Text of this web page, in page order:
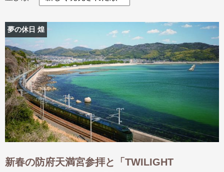
3月 4月
5月
6月
7月 8月
9月
10月
11月
12月
ゴールデンウィーク
お盆・夏休み
年末年始
ブランド
“知究”紀行
GRAND'EX
夢の休日 | 海外旅行
目的・テーマから探す
1月
8月
9月
10月 11月
12月
お盆・夏休み
年末年始
ブランド
夢の休日 煌
夢の休日 国内旅行
四季彩紀行
目的・テーマから探す
季節の風景
特別企画
夢の休日 煌
新春の防府天満宮参拝と「TWILIGHT